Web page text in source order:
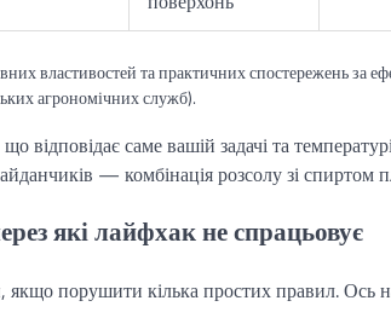
властивостей та практичних спостережень за
агрономічних служб).
відповідає саме вашій задачі та
— комбінація розсолу зі спиртом
які лайфхак не спрацьовує
порушити кілька простих правил. Ось